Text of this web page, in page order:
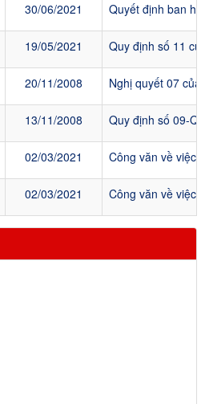
30/06/2021 Quyết định ban
19/05/2021 Quy định số 11
20/11/2008 Nghị quyết 07
13/11/2008 Quy định số 09-
02/03/2021 Công văn về
02/03/2021 Công văn về